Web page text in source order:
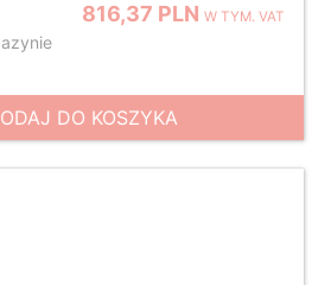
816,37 PLNW TYM. VAT
DO KOSZYKA